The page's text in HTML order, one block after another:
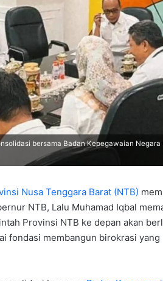
bersama Badan Kepegawaian
Nusa Tenggara Barat (NTB)
NTB, Lalu Muhamad Iqbal
Provinsi NTB ke depan akan
fondasi membangun birokrasi